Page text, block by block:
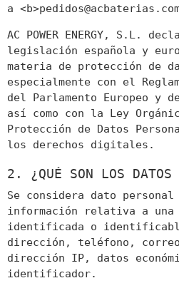
a <b>
AC POWER ENERGY, S.L.
legislación española y
materia de protección de
especialmente con el
del Parlamento Europeo y
así como con la Ley
Protección de Datos
los derechos digitales.
2. ¿QUÉ SON LOS DATOS
Se considera dato
información relativa a
identificada o
dirección, teléfono,
dirección IP, datos
identificador.